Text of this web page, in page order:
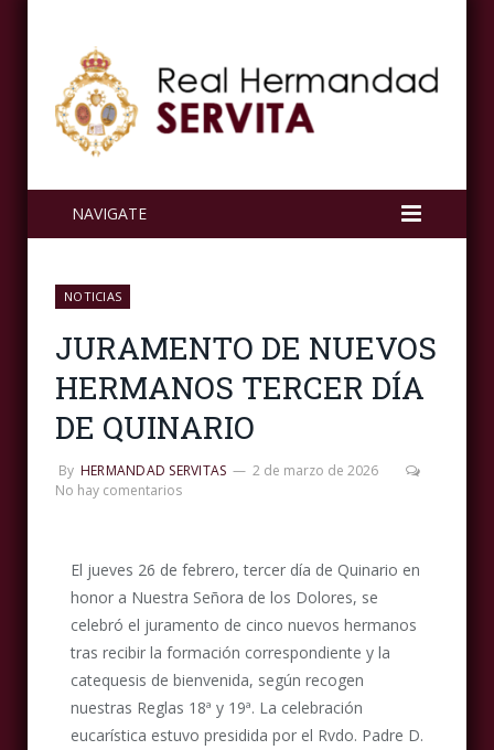
NAVIGATE
NOTICIAS
JURAMENTO DE NUEVOS
HERMANOS TERCER DÍA
DE QUINARIO
By HERMANDAD SERVITAS
2 de marzo de 2026
No hay comentarios
El jueves 26 de febrero, tercer día de Quinario en
honor a Nuestra Señora de los Dolores, se
celebró el juramento de cinco nuevos hermanos
tras recibir la formación correspondiente y la
catequesis de bienvenida, según recogen
nuestras Reglas 18ª y 19ª. La celebración
eucarística estuvo presidida por el Rvdo. Padre D.